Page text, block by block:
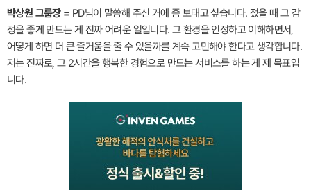
박상원 그룹장 = PD님이 말씀해 주신 거에 좀 보태고 싶습니다. 졌을 때 그 감
정을 좋게 만드는 게 진짜 어려운 일입니다. 그 환경을 인정하고 이해하면서,
어떻게 하면 더 큰 즐거움을 줄 수 있을까를 계속 고민해야 한다고 생각합니다.
저는 진짜로, 그 2시간을 행복한 경험으로 만드는 서비스를 하는 게 제 목표입
니다.